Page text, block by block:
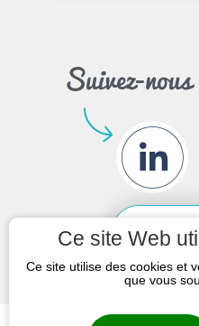
Découvrez
nos
en vidéo
Ce site Web
Ce site utilise des cookies et
que vous